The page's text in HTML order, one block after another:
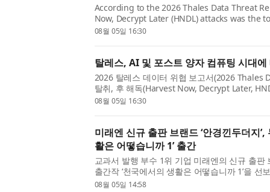
According to the 2026 Thales Data Threat
Now, Decrypt Later (HNDL) attacks was the
organizations reporting that they are
08월 05일 16:30
탈레스, AI 및 포스트 양자 컴퓨팅 시대
2026 탈레스 데이터 위협 보고서(2026 Thales
탈취, 후 해독(Harvest Now, Decrypt Later,
험으로 꼽혔다. 또한 기업의 59%가 양자 시대
08월 05일 16:30
미래엔 신규 출판 브랜드 ‘안경낀두더지
활은 어떻습니까 1’ 출간
교과서 발행 부수 1위 기업 미래엔의 신규 출판
출간작 ‘천국에서의 생활은 어떻습니까 1’을 선
는 어디에 있을까?’, ‘그곳에서는 아프지 않고
08월 05일 14:58